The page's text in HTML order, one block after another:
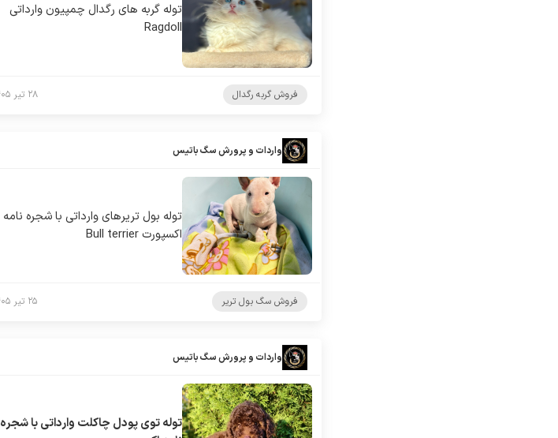
توله گربه های رگدال چمپیون وارداتی
Ragdoll
فروش گربه رگدال ۲۸ تیر ۱۴۰۵
واردات و پرورش سگ باتیس
توله بول تریرهای وارداتی با شجره نامه
اکسپورت Bull terrier
فروش سگ بول تریر ۲۵ تیر ۱۴۰۵
واردات و پرورش سگ باتیس
توله توی پودل چاکلت وارداتی با شجره